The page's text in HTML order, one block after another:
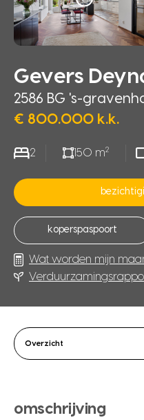
Gevers
2586 BG 's-
€ 800.000 k.k.
2 150 m2
koperspaspoort
Wat worden mijn
Overzicht
omschrijving